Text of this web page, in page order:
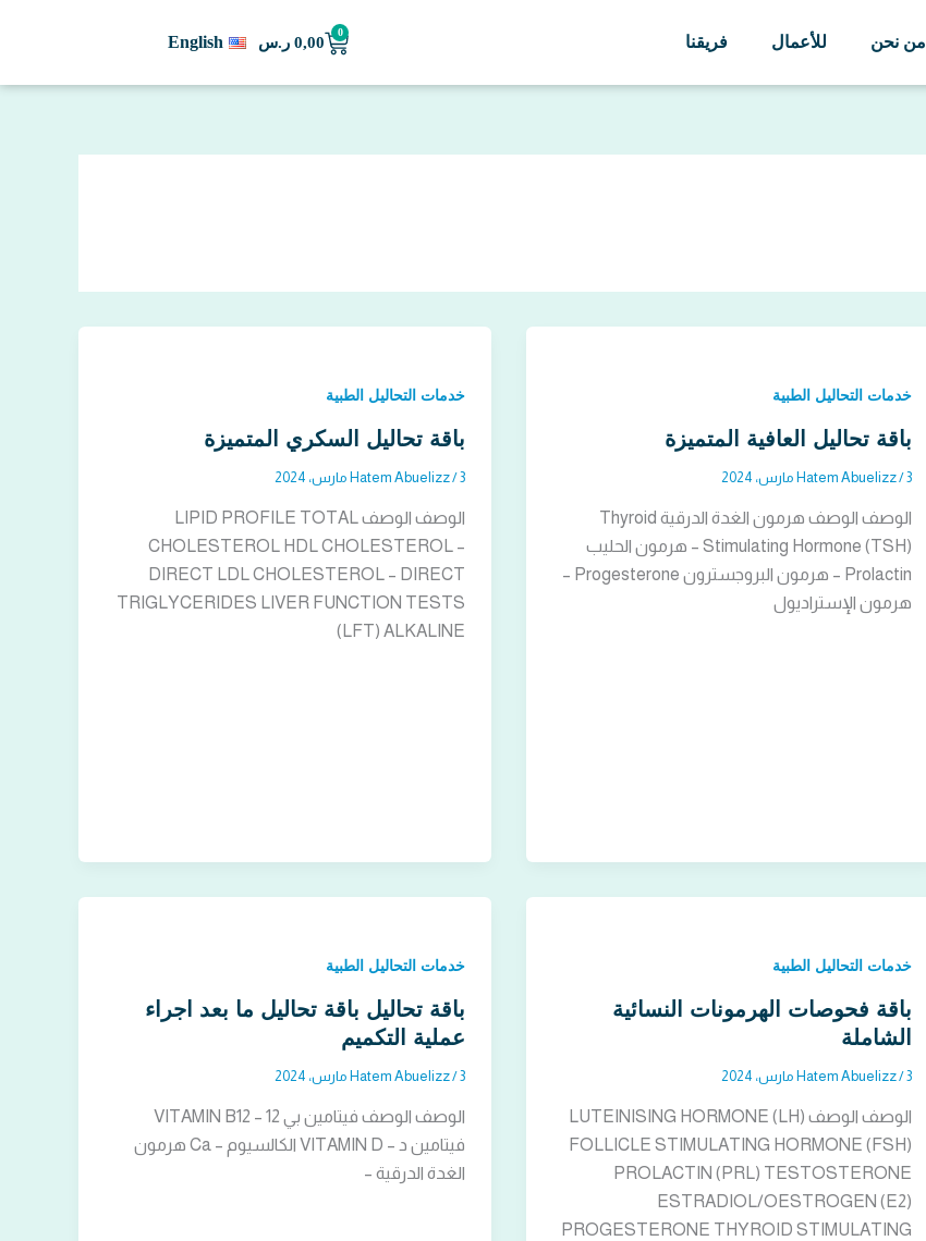
من نحن للأعمال فريقنا 0,00 ر.س
0
Cart
English
خدمات التحاليل الطبية
باقة تحاليل العافية المتميزة
Hatem Abuelizz/3 مارس، 2024
الوصف الوصف هرمون الغدة الدرقية Thyroid
Stimulating Hormone (TSH) – هرمون الحليب
Prolactin – هرمون البروجسترون Progesterone –
هرمون الإستراديول
خدمات التحاليل الطبية
باقة تحاليل السكري المتميزة
Hatem Abuelizz/3 مارس، 2024
الوصف الوصف LIPID PROFILE TOTAL
CHOLESTEROL HDL CHOLESTEROL –
DIRECT LDL CHOLESTEROL – DIRECT
TRIGLYCERIDES LIVER FUNCTION TESTS
(LFT) ALKALINE
خدمات التحاليل الطبية
باقة فحوصات الهرمونات النسائية
الشاملة
Hatem Abuelizz/3 مارس، 2024
الوصف الوصف LUTEINISING HORMONE (LH)
FOLLICLE STIMULATING HORMONE (FSH)
PROLACTIN (PRL) TESTOSTERONE
ESTRADIOL/OESTROGEN (E2)
PROGESTERONE THYROID STIMULATING
خدمات التحاليل الطبية
باقة تحاليل باقة تحاليل ما بعد اجراء
عملية التكميم
Hatem Abuelizz/3 مارس، 2024
الوصف الوصف فيتامين بي 12 – VITAMIN B12
فيتامين د – VITAMIN D الكالسيوم – Ca هرمون
الغدة الدرقية –